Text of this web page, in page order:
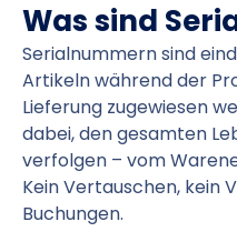
Was sind
Serialnummern sind
Artikeln während der
Lieferung zugewiesen
dabei, den gesamten
verfolgen – vom
Kein Vertauschen, kein
Buchungen.